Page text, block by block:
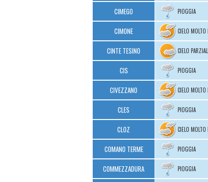
CIMEGO PIOGGIA
CIMONE CIELO MOLTO
CINTE TESINO CIELO
CIS PIOGGIA
CIVEZZANO CIELO MOLTO
CLES PIOGGIA
CLOZ CIELO MOLTO
COMANO TERME PIOGGIA
COMMEZZADURA PIOGGIA